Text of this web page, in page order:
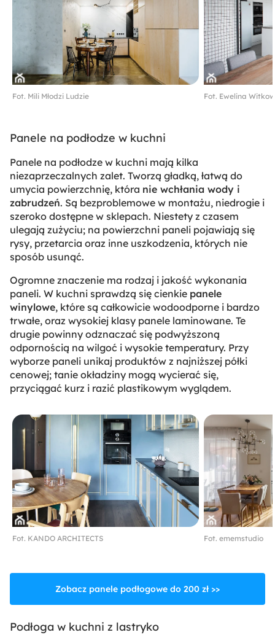
Fot. Mili Młodzi Ludzie Fot. Ewelina
Panele na podłodze w kuchni
Panele na podłodze w kuchni mają kilka
niezaprzeczalnych zalet. Tworzą gładką, łatwą do
umycia powierzchnię, która nie wchłania wody i
zabrudzeń. Są bezproblemowe w montażu, niedrogie i
szeroko dostępne w sklepach. Niestety z czasem
ulegają zużyciu; na powierzchni paneli pojawiają się
rysy, przetarcia oraz inne uszkodzenia, których nie
sposób usunąć.
Ogromne znaczenie ma rodzaj i jakość wykonania
paneli. W kuchni sprawdzą się cienkie panele
winylowe, które są całkowicie wodoodporne i bardzo
trwałe, oraz wysokiej klasy panele laminowane. Te
drugie powinny odznaczać się podwyższoną
odpornością na wilgoć i wysokie temperatury. Przy
wyborze paneli unikaj produktów z najniższej półki
cenowej; tanie okładziny mogą wycierać się,
przyciągać kurz i razić plastikowym wyglądem.
Fot. KANDO ARCHITECTS Fot. ememstudio
Zobacz panele podłogowe do 200 zł >>
Podłoga w kuchni z lastryko